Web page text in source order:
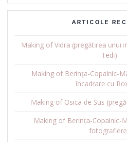
ARTICOLE
Making of Vidra (pregătirea unui
Tedi)
Making of Berința-Copalnic-
încadrare cu
Making of Osica de Sus
Making of Berința-Copalnic-